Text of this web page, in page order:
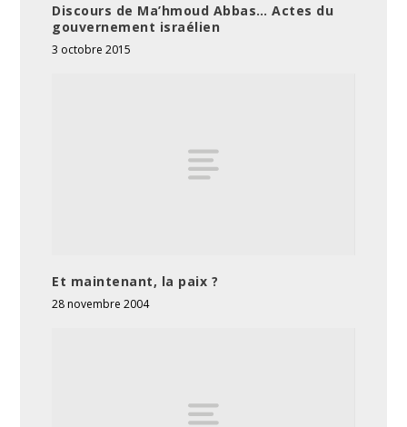
Discours de Ma’hmoud Abbas… Actes du
gouvernement israélien
3 octobre 2015
Et maintenant, la paix ?
28 novembre 2004